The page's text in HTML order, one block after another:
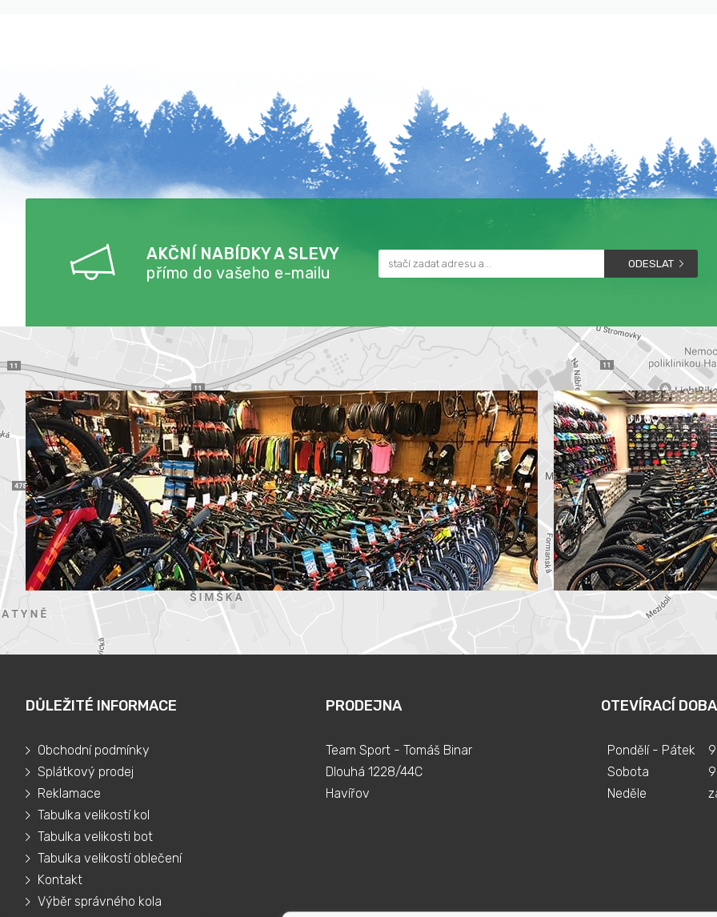
AKČNÍ NABÍDKY A SLEVY
přímo do vašeho e-mailu
ODESLAT
DŮLEŽITÉ INFORMACE
Obchodní podmínky
Splátkový prodej
Reklamace
Tabulka velikostí kol
Tabulka velikosti bot
Tabulka velikostí oblečení
Kontakt
Výběr správného kola
PRODEJNA
Team Sport - Tomáš Binar
Dlouhá 1228/44C
Havířov
OTEVÍRACÍ DOBA
Pondělí - Pátek
Sobota
Neděle